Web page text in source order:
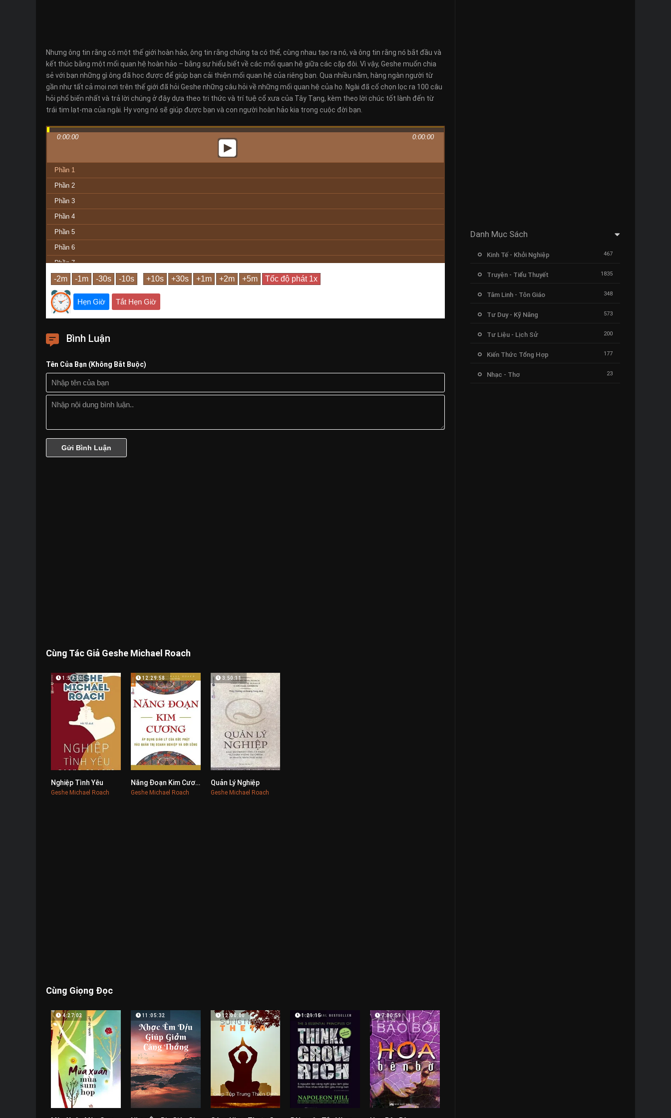
Nhưng ông tin rằng có một thế giới hoàn hảo, ông tin rằng chúng ta có thể, cùng nhau tạo ra nó, và ông tin rằng nó bắt đầu và
kết thúc bằng một mối quan hệ hoàn hảo – bằng sự hiểu biết về các mối quan hệ giữa các cặp đôi. Vì vậy, Geshe muốn chia
sẻ với bạn những gì ông đã học được để giúp bạn cải thiện mối quan hệ của riêng bạn. Qua nhiều năm, hàng ngàn người từ
gần như tất cả mọi nơi trên thế giới đã hỏi Geshe những câu hỏi về những mối quan hệ của họ. Ngài đã cố chọn lọc ra 100 câu
hỏi phổ biến nhất và trả lời chúng ở đây dựa theo tri thức và trí tuệ cổ xưa của Tây Tạng, kèm theo lời chúc tốt lành đến từ
trái tim lạt-ma của ngài. Hy vọng nó sẽ giúp được bạn và con người hoàn hảo kia trong cuộc đời bạn.
0:00:00 0:00:00
Phần 1
Phần 2
Phần 3
Phần 4
Phần 5
Phần 6
Phần 7
Phần Cuối
Hẹn Giờ Tắt Hẹn Giờ
Bình Luận
Tên Của Bạn (Không Bắt Buộc)
Cùng Tác Giả Geshe Michael Roach
1:57:20
Nghiệp Tình Yêu
Geshe Michael Roach
0
12:29:58
Năng Đoạn Kim Cương
Geshe Michael Roach
3:50:11
Quản Lý Nghiệp
Geshe Michael Roach
Cùng Giọng Đọc
4:27:02 11:05:32 12:00:00 1:21:15 7:00:59
Danh Mục Sách
Kinh Tế - Khởi Nghiệp 467
Truyện - Tiểu Thuyết 1835
Tâm Linh - Tôn Giáo 348
Tư Duy - Kỹ Năng 573
Tư Liệu - Lịch Sử 200
Kiến Thức Tổng Hợp 177
Nhạc - Thơ 23